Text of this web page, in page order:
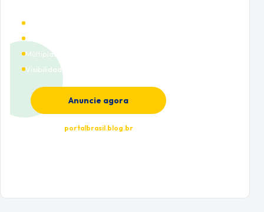
Múltiplas categorias
Visibilidade premium
Anuncie agora
portalbrasil.blog.br